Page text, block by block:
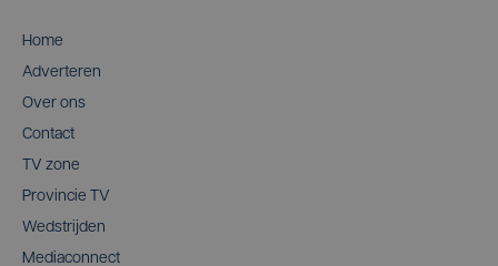
Home
Adverteren
Over ons
Contact
TV zone
Provincie TV
Wedstrijden
Mediaconnect